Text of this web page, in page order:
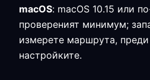
macOS: macOS 10.15 или
провереният минимум;
измерете маршрута,
настройките.